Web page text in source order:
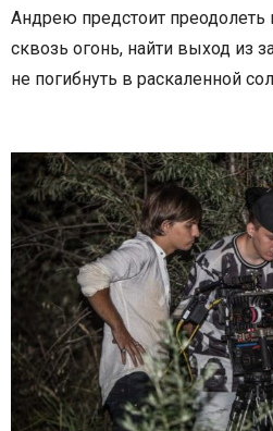
Андрею предстоит преодолеть
сквозь огонь, найти выход из
не погибнуть в раскаленной